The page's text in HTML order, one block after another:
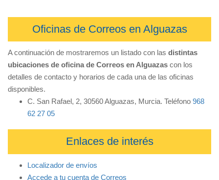
Oficinas de Correos en Alguazas
A continuación de mostraremos un listado con las distintas
ubicaciones de oficina de Correos en Alguazas con los
detalles de contacto y horarios de cada una de las oficinas
disponibles.
C. San Rafael, 2, 30560 Alguazas, Murcia. Teléfono 968
62 27 05
Enlaces de interés
Localizador de envíos
Accede a tu cuenta de Correos